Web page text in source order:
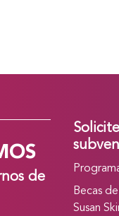
de
Becas
Susan